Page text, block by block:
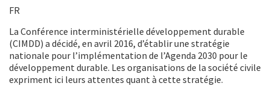
FR
La Conférence interministérielle développement durable
(CIMDD) a décidé, en avril 2016, d’établir une stratégie
nationale pour l’implémentation de l’Agenda 2030 pour le
développement durable. Les organisations de la société civile
expriment ici leurs attentes quant à cette stratégie.